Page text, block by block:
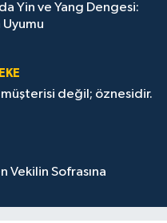
Yin ve Yang Dengesi:
değil; öznesidir.
Sofrasına